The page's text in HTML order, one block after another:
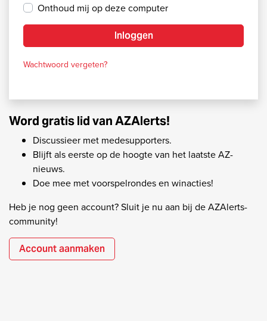
Onthoud mij op deze computer
Inloggen
Wachtwoord vergeten?
Word gratis lid van AZAlerts!
Discussieer met medesupporters.
Blijft als eerste op de hoogte van het laatste AZ-
nieuws.
Doe mee met voorspelrondes en winacties!
Heb je nog geen account? Sluit je nu aan bij de AZAlerts-
community!
Account aanmaken